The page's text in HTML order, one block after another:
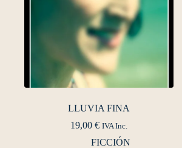
LLUVIA FINA
19,00 € IVA Inc.
FICCIÓN